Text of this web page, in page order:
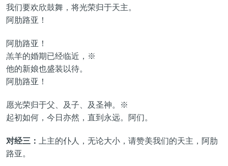
我们要欢欣鼓舞，将光荣归于天主。
阿肋路亚！
阿肋路亚！
羔羊的婚期已经临近，※
他的新娘也盛装以待。
阿肋路亚！
愿光荣归于父、及子、及圣神。※
起初如何，今日亦然，直到永远。阿们。
对经三：
上主的仆人，无论大小，请赞美我们的天主，阿肋
路亚。